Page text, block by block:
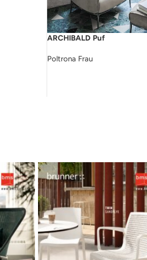
ARCHIBALD Puf
Poltrona Frau